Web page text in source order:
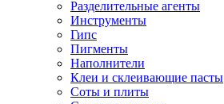
Разделительные агенты
Инструменты
Гипс
Пигменты
Наполнители
Клеи и склеивающие пасты
Соты и плиты